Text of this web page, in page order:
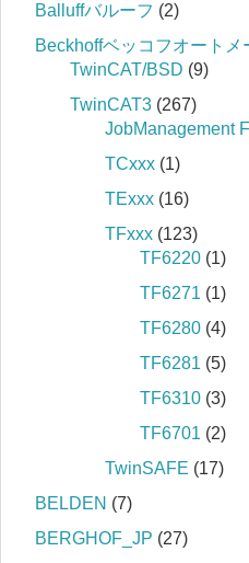
Balluffバルーフ (2)
Beckhoffベッコフオートメ
TwinCAT/BSD (9)
TwinCAT3 (267)
JobManagement
TCxxx (1)
TExxx (16)
TFxxx (123)
TF6220 (1)
TF6271 (1)
TF6280 (4)
TF6281 (5)
TF6310 (3)
TF6701 (2)
TwinSAFE (17)
BELDEN (7)
BERGHOF_JP (27)